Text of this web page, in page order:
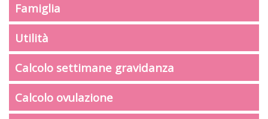
Famiglia
Utilità
Calcolo settimane gravidanza
Calcolo ovulazione